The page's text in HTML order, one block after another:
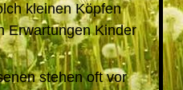
kleinen Köpfen
Erwartungen Kinder
stehen oft vor